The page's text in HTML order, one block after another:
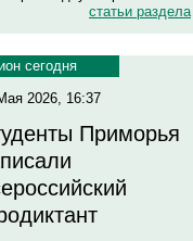
статьи раздела
сегодня
2026, 16:37
Приморья